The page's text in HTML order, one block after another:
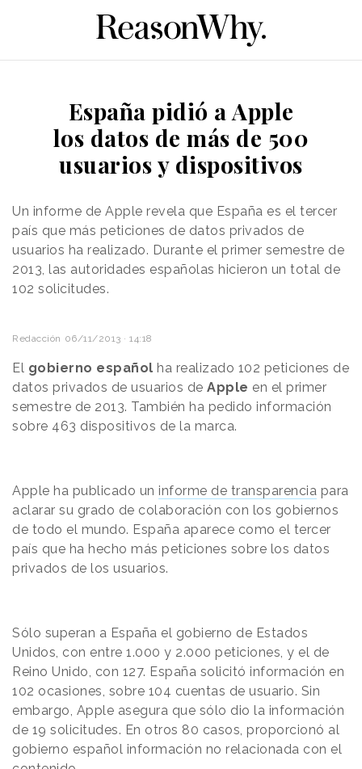
España pidió a Apple
los datos de más de 500
usuarios y dispositivos
Un informe de Apple revela que España es el tercer
país que más peticiones de datos privados de
usuarios ha realizado. Durante el primer semestre de
2013, las autoridades españolas hicieron un total de
102 solicitudes.
Redacción 06/11/2013 · 14:18
El gobierno español ha realizado 102 peticiones de
datos privados de usuarios de Apple en el primer
semestre de 2013. También ha pedido información
sobre 463 dispositivos de la marca.
Apple ha publicado un informe de transparencia para
aclarar su grado de colaboración con los gobiernos
de todo el mundo. España aparece como el tercer
país que ha hecho más peticiones sobre los datos
privados de los usuarios.
Sólo superan a España el gobierno de Estados
Unidos, con entre 1.000 y 2.000 peticiones, y el de
Reino Unido, con 127. España solicitó información en
102 ocasiones, sobre 104 cuentas de usuario. Sin
embargo, Apple asegura que sólo dio la información
de 19 solicitudes. En otros 80 casos, proporcionó al
gobierno español información no relacionada con el